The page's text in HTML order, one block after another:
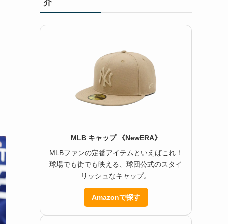
介
MLB キャップ 《NewERA》
MLBファンの定番アイテムといえばこれ！
球場でも街でも映える、球団公式のスタイ
リッシュなキャップ。
Amazonで探す